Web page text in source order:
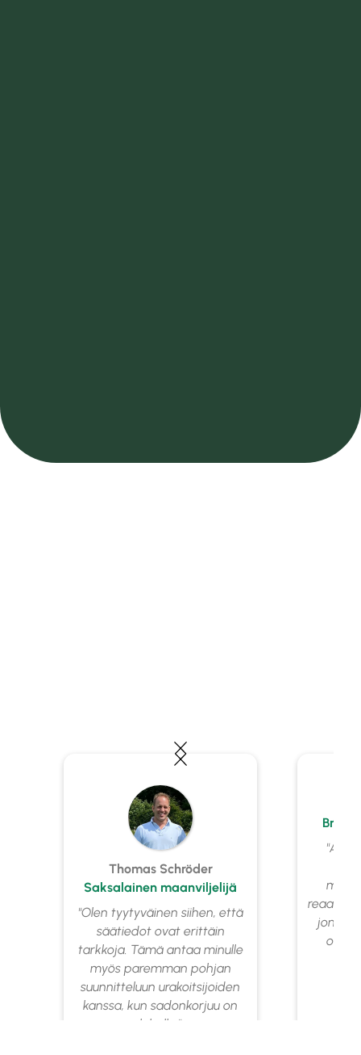
Thomas Schröder
Saksalainen maanviljelijä
"Olen tyytyväinen siihen, että
säätiedot ovat erittäin
tarkkoja. Tämä antaa minulle
myös paremman pohjan
suunnitteluun urakoitsijoiden
kanssa, kun sadonkorjuu on
lähellä."
"Alle
jonka